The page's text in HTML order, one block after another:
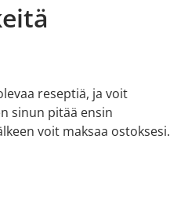
reseptiä, ja voit
sinun pitää ensin
voit maksaa ostoksesi.